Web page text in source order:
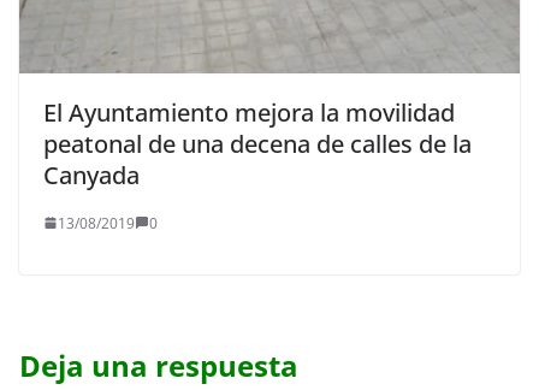
El Ayuntamiento mejora la movilidad
peatonal de una decena de calles de la
Canyada
13/08/2019 0
Deja una respuesta